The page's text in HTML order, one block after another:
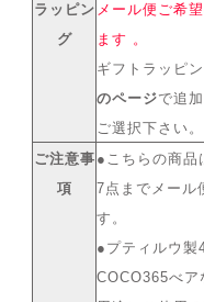
ラッピン
グ
メール便ご希
ます 。
ギフトラッピ
のページで追
ご選択下さい。
ご注意事
項
●こちらの商品
7点までメール
す。
●プティルウ製
COCO365べア